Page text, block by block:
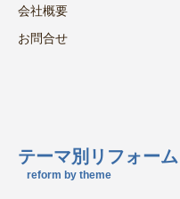
会社概要
お問合せ
テーマ別リフォーム
reform by theme